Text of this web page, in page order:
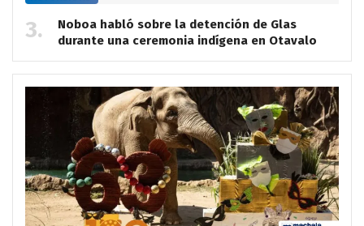
Noboa habló sobre la detención de Glas
durante una ceremonia indígena en Otavalo